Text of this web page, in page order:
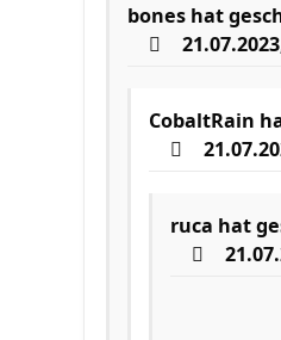
bones hat
CobaltRain
ruca hat